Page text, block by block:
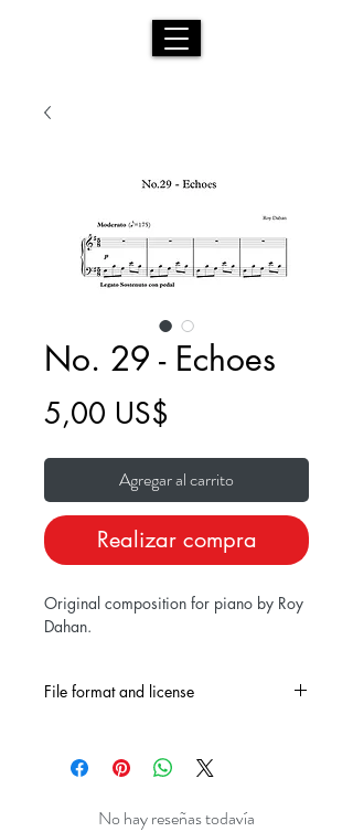
No. 29 - Echoes
5,00 US$
Agregar al carrito
Realizar compra
Original composition for piano by Roy
Dahan.
File format and license
and private use only.
No hay reseñas todavía